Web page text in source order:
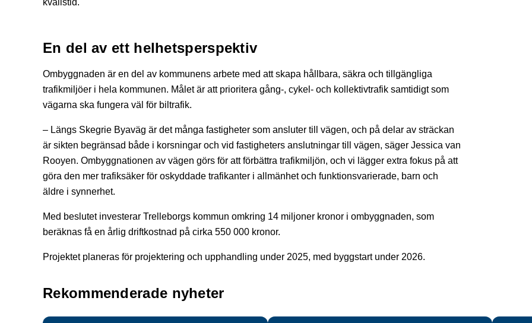
En del av ett helhetsperspektiv
Ombyggnaden är en del av kommunens arbete med att skapa hållbara, säkra och tillgängliga
trafikmiljöer i hela kommunen. Målet är att prioritera gång-, cykel- och kollektivtrafik samtidigt som
vägarna ska fungera väl för biltrafik.
– Längs Skegrie Byaväg är det många fastigheter som ansluter till vägen, och på delar av sträckan
är sikten begränsad både i korsningar och vid fastigheters anslutningar till vägen, säger Jessica van
Rooyen. Ombyggnationen av vägen görs för att förbättra trafikmiljön, och vi lägger extra fokus på att
göra den mer trafiksäker för oskyddade trafikanter i allmänhet och funktionsvarierade, barn och
äldre i synnerhet.
Med beslutet investerar Trelleborgs kommun omkring 14 miljoner kronor i ombyggnaden, som
beräknas få en årlig driftkostnad på cirka 550 000 kronor.
Projektet planeras för projektering och upphandling under 2025, med byggstart under 2026.
Rekommenderade nyheter